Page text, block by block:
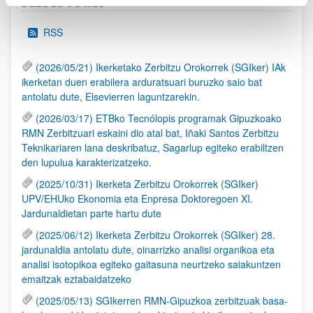
RSS
(2026/05/21) Ikerketako Zerbitzu Orokorrek (SGIker) IAk
ikerketan duen erabilera arduratsuari buruzko saio bat
antolatu dute, Elsevierren laguntzarekin.
(2026/03/17) ETBko Tecnólopis programak Gipuzkoako
RMN Zerbitzuari eskaini dio atal bat, Iñaki Santos Zerbitzu
Teknikariaren lana deskribatuz, Sagarlup egiteko erabiltzen
den lupulua karakterizatzeko.
(2025/10/31) Ikerketa Zerbitzu Orokorrek (SGIker)
UPV/EHUko Ekonomia eta Enpresa Doktoregoen XI.
Jardunaldietan parte hartu dute
(2025/06/12) Ikerketa Zerbitzu Orokorrek (SGIker) 28.
jardunaldia antolatu dute, oinarrizko analisi organikoa eta
analisi isotopikoa egiteko gaitasuna neurtzeko saiakuntzen
emaitzak eztabaidatzeko
(2025/05/13) SGIkerren RMN-Gipuzkoa zerbitzuak basa-